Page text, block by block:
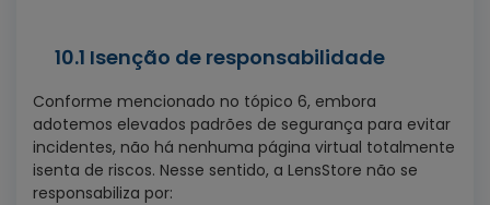
10.1 Isenção de responsabilidade
Conforme mencionado no tópico 6, embora
adotemos elevados padrões de segurança para evitar
incidentes, não há nenhuma página virtual totalmente
isenta de riscos. Nesse sentido, a LensStore não se
responsabiliza por: